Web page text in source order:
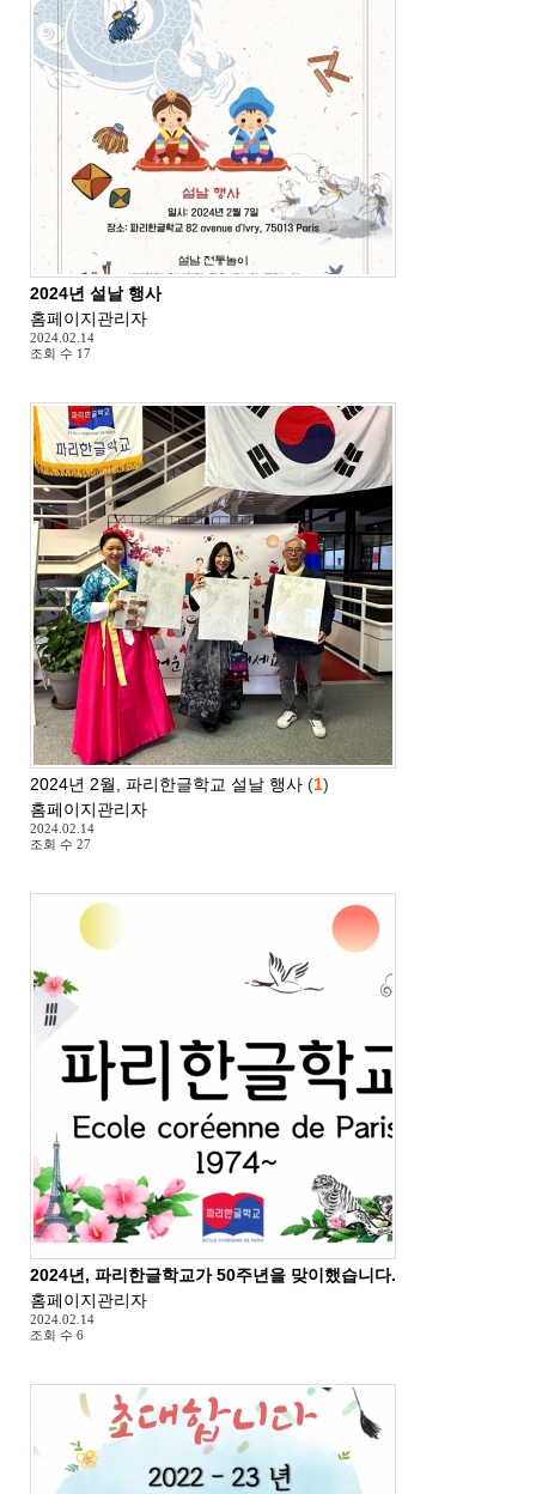
2024년 설날 행사
홈페이지관리자
2024.02.14
조회 수 17
2024년 2월, 파리한글학교 설날 행사 (1)
홈페이지관리자
2024.02.14
조회 수 27
2024년, 파리한글학교가 50주년을 맞이했습니다.
홈페이지관리자
2024.02.14
조회 수 6